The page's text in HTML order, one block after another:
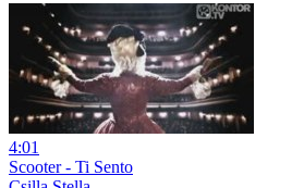
4:01
Scooter - Ti Sento